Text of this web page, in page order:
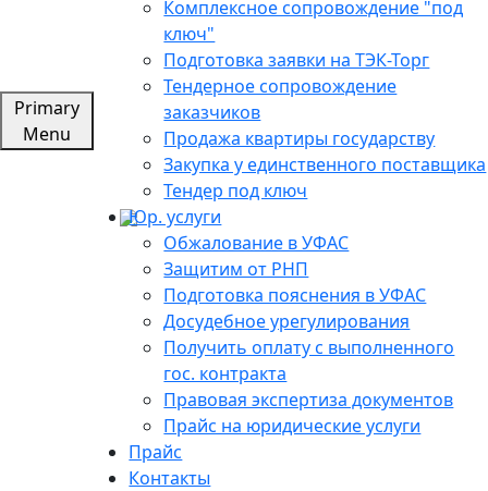
Primary
Menu
Комплексное сопровождение "под
ключ"
Подготовка заявки на ТЭК-Торг
Тендерное сопровождение
заказчиков
Продажа квартиры государству
Закупка у единственного поставщика
Тендер под ключ
Юр. услуги
Обжалование в УФАС
Защитим от РНП
Подготовка пояснения в УФАС
Досудебное урегулирования
Получить оплату с выполненного
гос. контракта
Правовая экспертиза документов
Прайс на юридические услуги
Прайс
Контакты